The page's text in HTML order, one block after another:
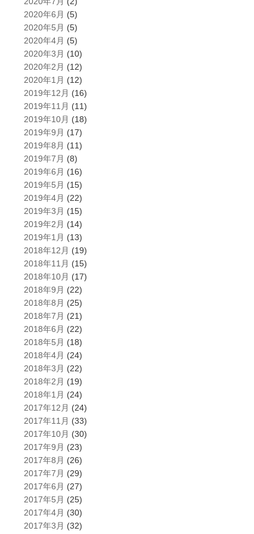
2020年6月 (5)
2020年5月 (5)
2020年4月 (5)
2020年3月 (10)
2020年2月 (12)
2020年1月 (12)
2019年12月 (16)
2019年11月 (11)
2019年10月 (18)
2019年9月 (17)
2019年8月 (11)
2019年7月 (8)
2019年6月 (16)
2019年5月 (15)
2019年4月 (22)
2019年3月 (15)
2019年2月 (14)
2019年1月 (13)
2018年12月 (19)
2018年11月 (15)
2018年10月 (17)
2018年9月 (22)
2018年8月 (25)
2018年7月 (21)
2018年6月 (22)
2018年5月 (18)
2018年4月 (24)
2018年3月 (22)
2018年2月 (19)
2018年1月 (24)
2017年12月 (24)
2017年11月 (33)
2017年10月 (30)
2017年9月 (23)
2017年8月 (26)
2017年7月 (29)
2017年6月 (27)
2017年5月 (25)
2017年4月 (30)
2017年3月 (32)